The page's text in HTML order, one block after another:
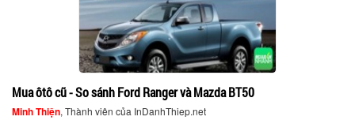
Mua ôtô cũ - So sánh Ford Ranger và Mazda BT50
Minh Thiện, Thành viên của InDanhThiep.net